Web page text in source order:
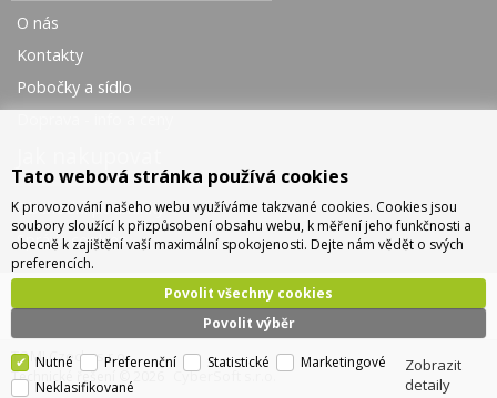
O nás
Kontakty
Pobočky a sídlo
Obchodní podmínky
Správa cookies
TOMI Czech, s.r.o.
Technické řešení © 2026 CyberSoft s.r.o.
Tato webová stránka používá cookies
K provozování našeho webu využíváme takzvané cookies. Cookies jsou
soubory sloužící k přizpůsobení obsahu webu, k měření jeho funkčnosti a
obecně k zajištění vaší maximální spokojenosti. Dejte nám vědět o svých
preferencích.
Povolit výběr
Povolit všechny cookies
Nutné Preferenční Statistické
Marketingové
Neklasifikované
Zobrazit
detaily